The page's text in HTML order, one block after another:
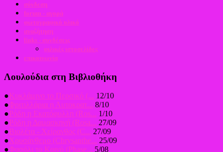
σύνδεση
forum - αγορά
φωτογραφικό υλικό
αναζήτηση
links - συνδέσεις
φιλικές ιστοσελίδες
επικοινωνία
Λουλούδια στη Βιβλιοθήκη
●Κυκλάμινο το Περσικό (... 12/10
●Φριτιλλάρια η Αυτοκρατ... 8/10
●Ρόδη η Εκατόφυλλη (Ros... 1/10
●Ρόδη η Δαμασκηνή (Rosa... 27/09
●Βιολέτα - Χείρανθος (C... 27/09
●Χρυσάνθεμο (Chrysanthe... 25/09
●Φασόλι το Κοινό (Phase... 5/08